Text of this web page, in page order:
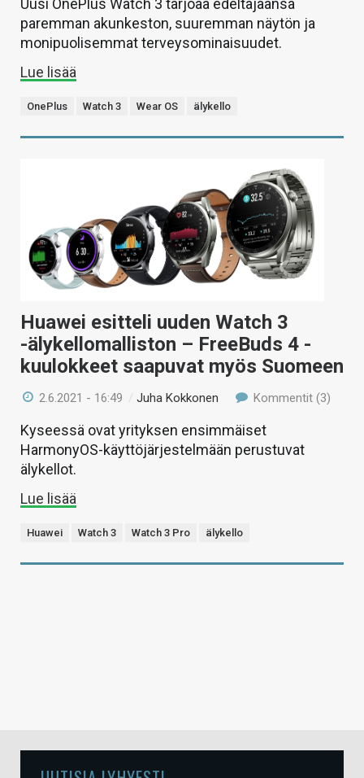
Uusi OnePlus Watch 3 tarjoaa edeltäjäänsä
paremman akunkeston, suuremman näytön ja
monipuolisemmat terveysominaisuudet.
Lue lisää
OnePlus Watch 3 Wear OS älykello
Huawei esitteli uuden Watch 3
-älykellomalliston – FreeBuds 4 -
kuulokkeet saapuvat myös Suomeen
2.6.2021 - 16:49 /Juha Kokkonen Kommentit (3)
Kyseessä ovat yrityksen ensimmäiset
HarmonyOS-käyttöjärjestelmään perustuvat
älykellot.
Lue lisää
Huawei Watch 3 Watch 3 Pro älykello